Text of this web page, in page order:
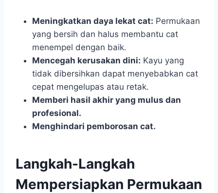
Meningkatkan daya lekat cat: Permukaan
yang bersih dan halus membantu cat
menempel dengan baik.
Mencegah kerusakan dini: Kayu yang
tidak dibersihkan dapat menyebabkan cat
cepat mengelupas atau retak.
Memberi hasil akhir yang mulus dan
profesional.
Menghindari pemborosan cat.
Langkah-Langkah
Mempersiapkan Permukaan